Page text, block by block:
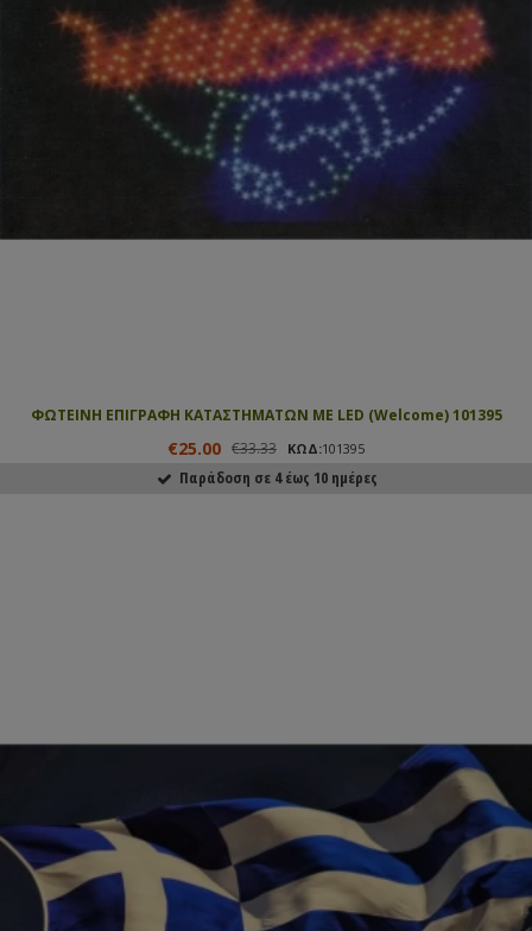
ΦΩΤΕΙΝΗ ΕΠΙΓΡΑΦΗ ΚΑΤΑΣΤΗΜΑΤΩΝ ΜΕ LED (Welcome) 101395
€25.00 €33.33 ΚΩΔ:101395
Παράδοση σε 4 έως 10 ημέρες